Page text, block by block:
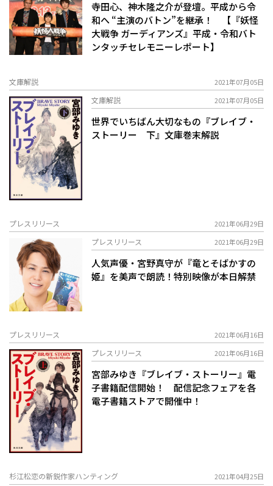
寺田心、神木隆之介が登壇。平成から令
和へ “主演のバトン”を継承！ 【『妖怪
大戦争 ガーディアンズ』平成・令和バト
ンタッチセレモニーレポート】
文庫解説 2021年07月05日
文庫解説 2021年07月05日
世界でいちばん大切なもの――『ブレイブ・
ストーリー 下』文庫巻末解説
プレスリリース 2021年06月29日
プレスリリース 2021年06月29日
人気声優・宮野真守が『竜とそばかすの
姫』を美声で朗読！特別映像が本日解禁
プレスリリース 2021年06月16日
プレスリリース 2021年06月16日
宮部みゆき『ブレイブ・ストーリー』電
子書籍配信開始！ 配信記念フェアを各
電子書籍ストアで開催中！
杉江松恋の新鋭作家ハンティング 2021年04月25日